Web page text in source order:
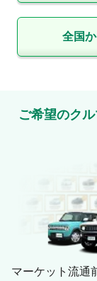
全国
ご希望のク
マーケット流通